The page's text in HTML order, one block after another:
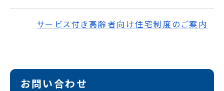
サービス付き高齢者向け住宅制度のご案内
お問い合わせ